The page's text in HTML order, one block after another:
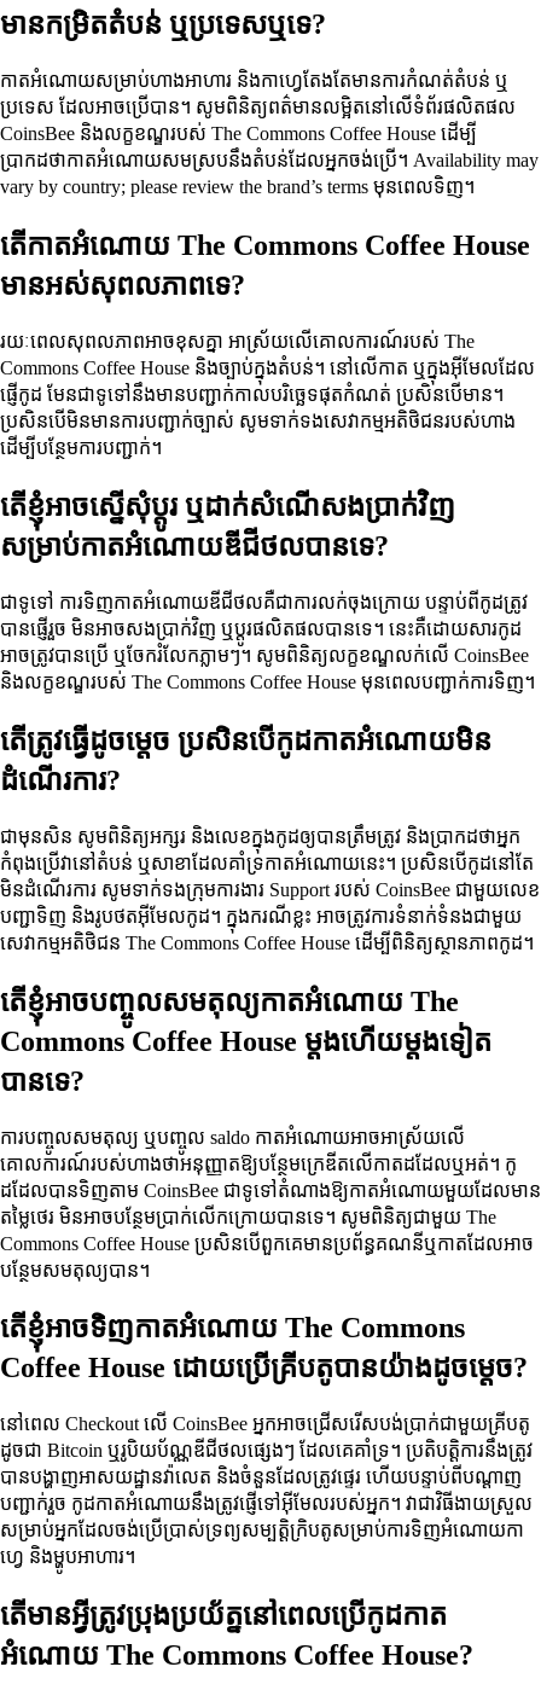
មានកម្រិតតំបន់ ឬប្រទេសឬទេ?
កាតអំណោយសម្រាប់ហាងអាហារ និងកាហ្វេតែងតែមានការកំណត់តំបន់ ឬ
ប្រទេស ដែលអាចប្រើបាន។ សូមពិនិត្យពត៌មានលម្អិតនៅលើទំព័រផលិតផល
CoinsBee និងលក្ខខណ្ឌរបស់ The Commons Coffee House ដើម្បី
ប្រាកដថាកាតអំណោយសមស្របនឹងតំបន់ដែលអ្នកចង់ប្រើ។ Availability may
vary by country; please review the brand’s terms មុនពេលទិញ។
តើកាតអំណោយ The Commons Coffee House
មានអស់សុពលភាពទេ?
រយៈពេលសុពលភាពអាចខុសគ្នា អាស្រ័យលើគោលការណ៍របស់ The
Commons Coffee House និងច្បាប់ក្នុងតំបន់។ នៅលើកាត ឬក្នុងអ៊ីមែលដែល
ផ្ញើកូដ មែនជាទូទៅនឹងមានបញ្ជាក់កាលបរិច្ឆេទផុតកំណត់ ប្រសិនបើមាន។
ប្រសិនបើមិនមានការបញ្ជាក់ច្បាស់ សូមទាក់ទងសេវាកម្មអតិថិជនរបស់ហាង
ដើម្បីបន្ថែមការបញ្ជាក់។
តើខ្ញុំអាចស្នើសុំប្តូរ ឬដាក់សំណើសងប្រាក់វិញ
សម្រាប់កាតអំណោយឌីជីថលបានទេ?
ជាទូទៅ ការទិញកាតអំណោយឌីជីថលគឺជាការលក់ចុងក្រោយ បន្ទាប់ពីកូដត្រូវ
បានផ្ញើរួច មិនអាចសងប្រាក់វិញ ឬប្តូរផលិតផលបានទេ។ នេះគឺដោយសារកូដ
អាចត្រូវបានប្រើ ឬចែករំលែកភ្លាមៗ។ សូមពិនិត្យលក្ខខណ្ឌលក់លើ CoinsBee
និងលក្ខខណ្ឌរបស់ The Commons Coffee House មុនពេលបញ្ជាក់ការទិញ។
តើត្រូវធ្វើដូចម្តេច ប្រសិនបើកូដកាតអំណោយមិន
ដំណើរការ?
ជាមុនសិន សូមពិនិត្យអក្សរ និងលេខក្នុងកូដឲ្យបានត្រឹមត្រូវ និងប្រាកដថាអ្នក
កំពុងប្រើវានៅតំបន់ ឬសាខាដែលគាំទ្រកាតអំណោយនេះ។ ប្រសិនបើកូដនៅតែ
មិនដំណើរការ សូមទាក់ទងក្រុមការងារ Support របស់ CoinsBee ជាមួយលេខ
បញ្ជាទិញ និងរូបថតអ៊ីមែលកូដ។ ក្នុងករណីខ្លះ អាចត្រូវការទំនាក់ទំនងជាមួយ
សេវាកម្មអតិថិជន The Commons Coffee House ដើម្បីពិនិត្យស្ថានភាពកូដ។
តើខ្ញុំអាចបញ្ចូលសមតុល្យកាតអំណោយ The
Commons Coffee House ម្ដងហើយម្ដងទៀត
បានទេ?
ការបញ្ចូលសមតុល្យ ឬបញ្ចូល saldo កាតអំណោយអាចអាស្រ័យលើ
គោលការណ៍របស់ហាងថាអនុញ្ញាតឱ្យបន្ថែមក្រេឌីតលើកាតដដែលឬអត់។ កូ
ដដែលបានទិញតាម CoinsBee ជាទូទៅតំណាងឱ្យកាតអំណោយមួយដែលមាន
តម្លៃថេរ មិនអាចបន្ថែមប្រាក់លើកក្រោយបានទេ។ សូមពិនិត្យជាមួយ The
Commons Coffee House ប្រសិនបើពួកគេមានប្រព័ន្ធគណនីឬកាតដែលអាច
បន្ថែមសមតុល្យបាន។
តើខ្ញុំអាចទិញកាតអំណោយ The Commons
Coffee House ដោយប្រើគ្រីបតូបានយ៉ាងដូចម្តេច?
នៅពេល Checkout លើ CoinsBee អ្នកអាចជ្រើសរើសបង់ប្រាក់ជាមួយគ្រីបតូ
ដូចជា Bitcoin ឬរូបិយប័ណ្ណឌីជីថលផ្សេងៗ ដែលគេគាំទ្រ។ ប្រតិបត្តិការនឹងត្រូវ
បានបង្ហាញអាសយដ្ឋានវ៉ាលេត និងចំនួនដែលត្រូវផ្ទេរ ហើយបន្ទាប់ពីបណ្ដាញ
បញ្ជាក់រួច កូដកាតអំណោយនឹងត្រូវផ្ញើទៅអ៊ីមែលរបស់អ្នក។ វាជាវិធីងាយស្រួល
សម្រាប់អ្នកដែលចង់ប្រើប្រាស់ទ្រព្យសម្បត្តិក្រិបតូសម្រាប់ការទិញអំណោយកា
ហ្វេ និងម្ហូបអាហារ។
តើមានអ្វីត្រូវប្រុងប្រយ័ត្ននៅពេលប្រើកូដកាត
អំណោយ The Commons Coffee House?